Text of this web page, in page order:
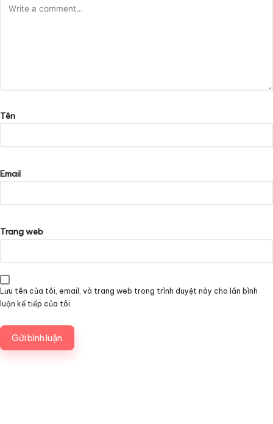
Tên
Email
Trang web
Lưu tên của tôi, email, và trang web trong trình duyệt này cho lần bình
luận kế tiếp của tôi.